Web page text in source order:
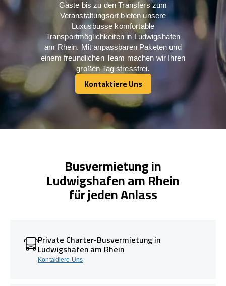
Gäste bis zu den Transfers zum
Veranstaltungsort bieten unsere
Luxusbusse komfortable
Transportmöglichkeiten in Ludwigshafen
am Rhein. Mit anpassbaren Paketen und
einem freundlichen Team machen wir Ihren
großen Tag stressfrei.
Kontaktiere Uns
Kontaktiere Uns
Busvermietung in
Ludwigshafen am Rhein
für jeden Anlass
Private Charter-Busvermietung in
Ludwigshafen am Rhein
Kontaktiere Uns